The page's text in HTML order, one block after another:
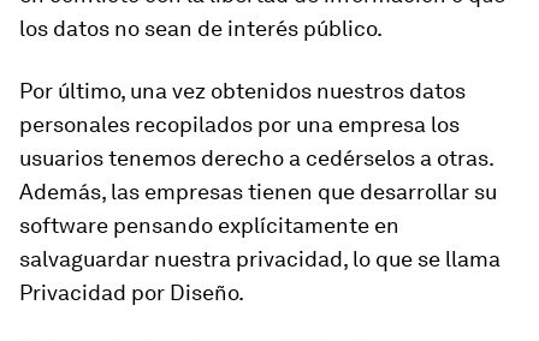
los datos no sean de interés público.
Por último, una vez obtenidos nuestros datos
personales recopilados por una empresa los
usuarios tenemos derecho a cedérselos a otras.
Además, las empresas tienen que desarrollar su
software pensando explícitamente en
salvaguardar nuestra privacidad, lo que se llama
Privacidad por Diseño.